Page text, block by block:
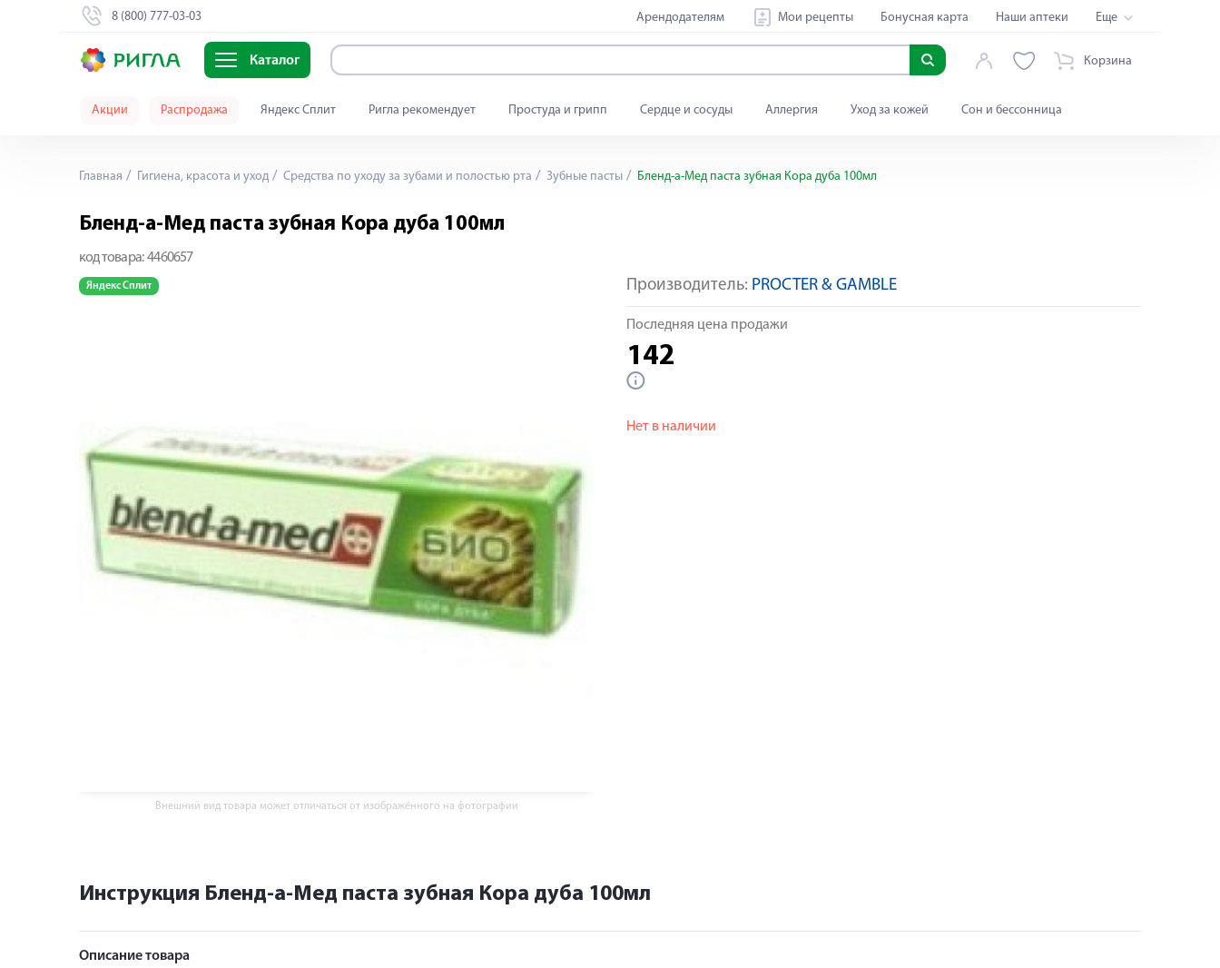
8 (800) 777-03-03 Арендодателям Мои рецепты Бонусная карта Наши аптеки Еще
Каталог Корзина
Акции Распродажа Яндекс Сплит Ригла рекомендует Простуда и грипп Сердце и сосуды Аллергия Уход за кожей Сон и бессонница
Главная Гигиена, красота и уход Средства по уходу за зубами и полостью рта Зубные пасты Бленд-а-Мед паста зубная Кора дуба 100мл
Бленд-а-Мед паста зубная Кора дуба 100мл
код товара: 4460657
Яндекс Сплит
Внешний вид товара может отличаться от изображённого на фотографии
Производитель: PROCTER & GAMBLE
Последняя цена продажи
142
Нет в наличии
Инструкция Бленд-а-Мед паста зубная Кора дуба 100мл
Описание товара